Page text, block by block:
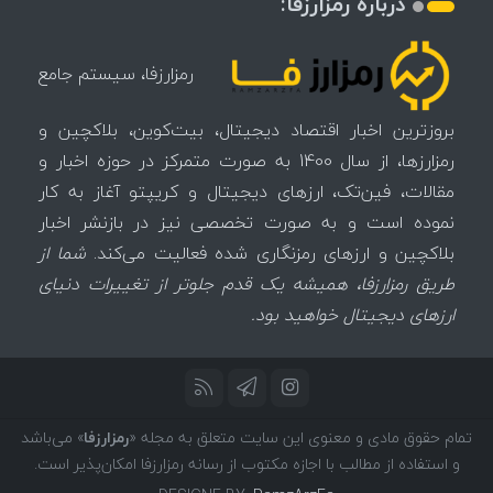
رمزارزفا، سیستم جامع
بروزترین اخبار اقتصاد دیجیتال، بیت‌کوین، بلاکچین و
رمزارزها، از سال 1400 به صورت متمرکز در حوزه اخبار و
مقالات، فین‌تک، ارزهای‌ دیجیتال و کریپتو آغاز به کار
نموده است و به صورت تخصصی نیز در بازنشر اخبار
بلاکچین و ارزهای رمزنگاری شده فعالیت می‌کند.شما از
طریق رمزارزفا، همیشه یک قدم جلوتر از تغییرات دنیای
ارزهای دیجیتال خواهید بود.
تمام حقوق مادی و معنوی این سایت متعلق به مجله «رمزارزفا» می‌باشد
و استفاده از مطالب با اجازه مکتوب از رسانه رمزارزفا امکان‌پذیر است.